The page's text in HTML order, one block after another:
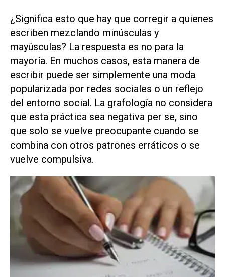
¿Significa esto que hay que corregir a quienes
escriben mezclando minúsculas y
mayúsculas? La respuesta es no para la
mayoría. En muchos casos, esta manera de
escribir puede ser simplemente una moda
popularizada por redes sociales o un reflejo
del entorno social. La grafología no considera
que esta práctica sea negativa per se, sino
que solo se vuelve preocupante cuando se
combina con otros patrones erráticos o se
vuelve compulsiva.